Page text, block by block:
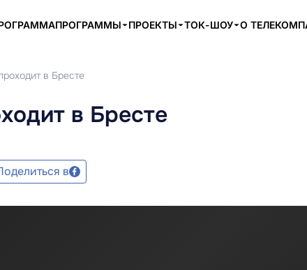
ПРОГРАММЫ ПРОЕКТЫ ТОК-ШОУ О
в Бресте
в Бресте
в